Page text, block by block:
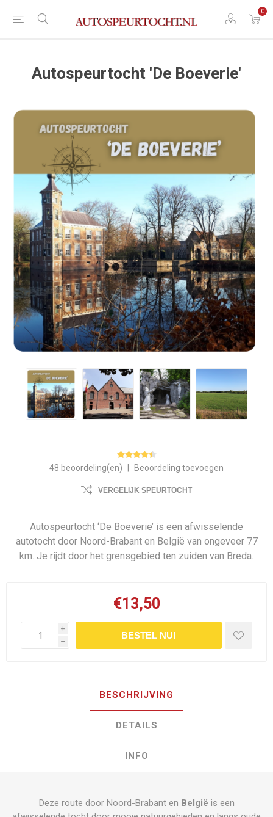
0
Autospeurtocht 'De Boeverie'
48 beoordeling(en) Beoordeling toevoegen
VERGELIJK SPEURTOCHT
Autospeurtocht ‘De Boeverie’ is een afwisselende
autotocht door Noord-Brabant en België van ongeveer 77
km. Je rijdt door het grensgebied ten zuiden van Breda.
€13,50
i
h
BESTEL NU!
BESCHRIJVING
DETAILS
INFO
Deze route door Noord-Brabant en België is een